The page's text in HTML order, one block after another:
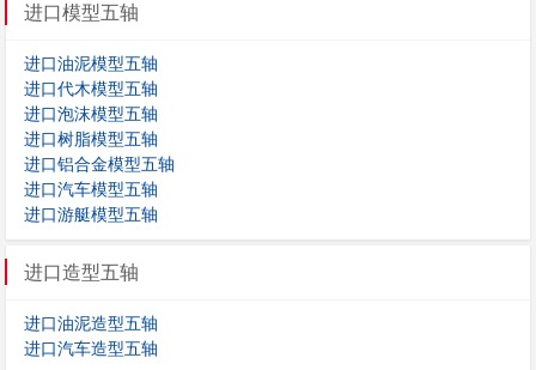
进口模型五轴
进口油泥模型五轴
进口代木模型五轴
进口泡沫模型五轴
进口树脂模型五轴
进口铝合金模型五轴
进口汽车模型五轴
进口游艇模型五轴
进口造型五轴
进口油泥造型五轴
进口汽车造型五轴